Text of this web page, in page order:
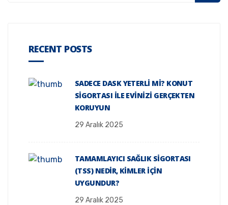
RECENT POSTS
SADECE DASK YETERLI MI? KONUT
SIGORTASI ILE EVINIZI GERÇEKTEN
KORUYUN
29 Aralık 2025
TAMAMLAYICI SAĞLIK SIGORTASI
(TSS) NEDIR, KIMLER İÇIN
UYGUNDUR?
29 Aralık 2025